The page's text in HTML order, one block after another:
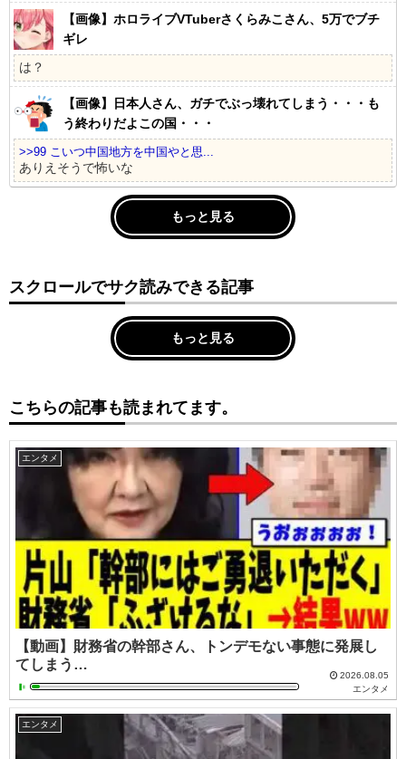
【画像】ホロライブVTuberさくらみこさん、5万でブチ
ギレ
は？
【画像】日本人さん、ガチでぶっ壊れてしまう・・・も
う終わりだよこの国・・・
>>99 こいつ中国地方を中国やと思...
ありえそうで怖いな
もっと見る
スクロールでサク読みできる記事
もっと見る
こちらの記事も読まれてます。
エンタメ
【動画】財務省の幹部さん、トンデモない事態に発展し
てしまう…
2026.08.05
エンタメ
エンタメ